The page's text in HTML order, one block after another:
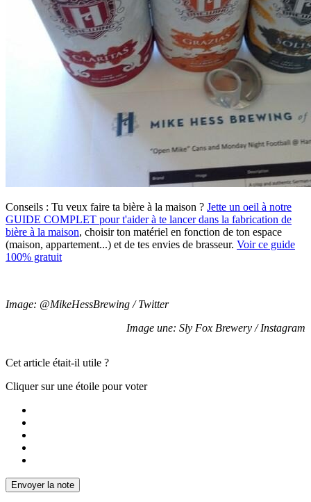
Conseils : Tu veux faire ta bière à la maison ? Jette un oeil à notre
GUIDE COMPLET pour t'aider à te lancer dans la fabrication de
bière à la maison, choisir ton matériel en fonction de ton espace
(maison, appartement...) et de tes envies de brasseur. Voir ce guide
100% gratuit
Image: @MikeHessBrewing / Twitter
Image une: Sly Fox Brewery / Instagram
Cet article était-il utile ?
Cliquer sur une étoile pour voter
Envoyer la note